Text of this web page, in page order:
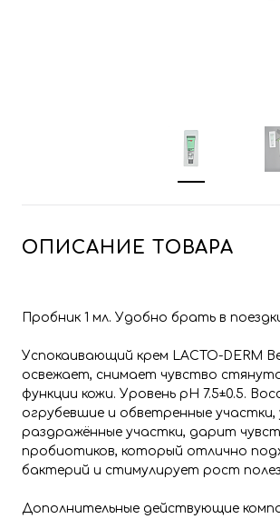
ОПИСАНИЕ ТОВАРА
Пробник 1 мл. Удобно брать в
Успокаивающий крем LACTO-DERM
освежает, снимает чувство
функции кожи. Уровень pH 7.5±0.5.
огрубевшие и обветренные
раздражённые участки, дарит
пробиотиков, который отлично
бактерий и стимулирует рост
Дополнительные действующие